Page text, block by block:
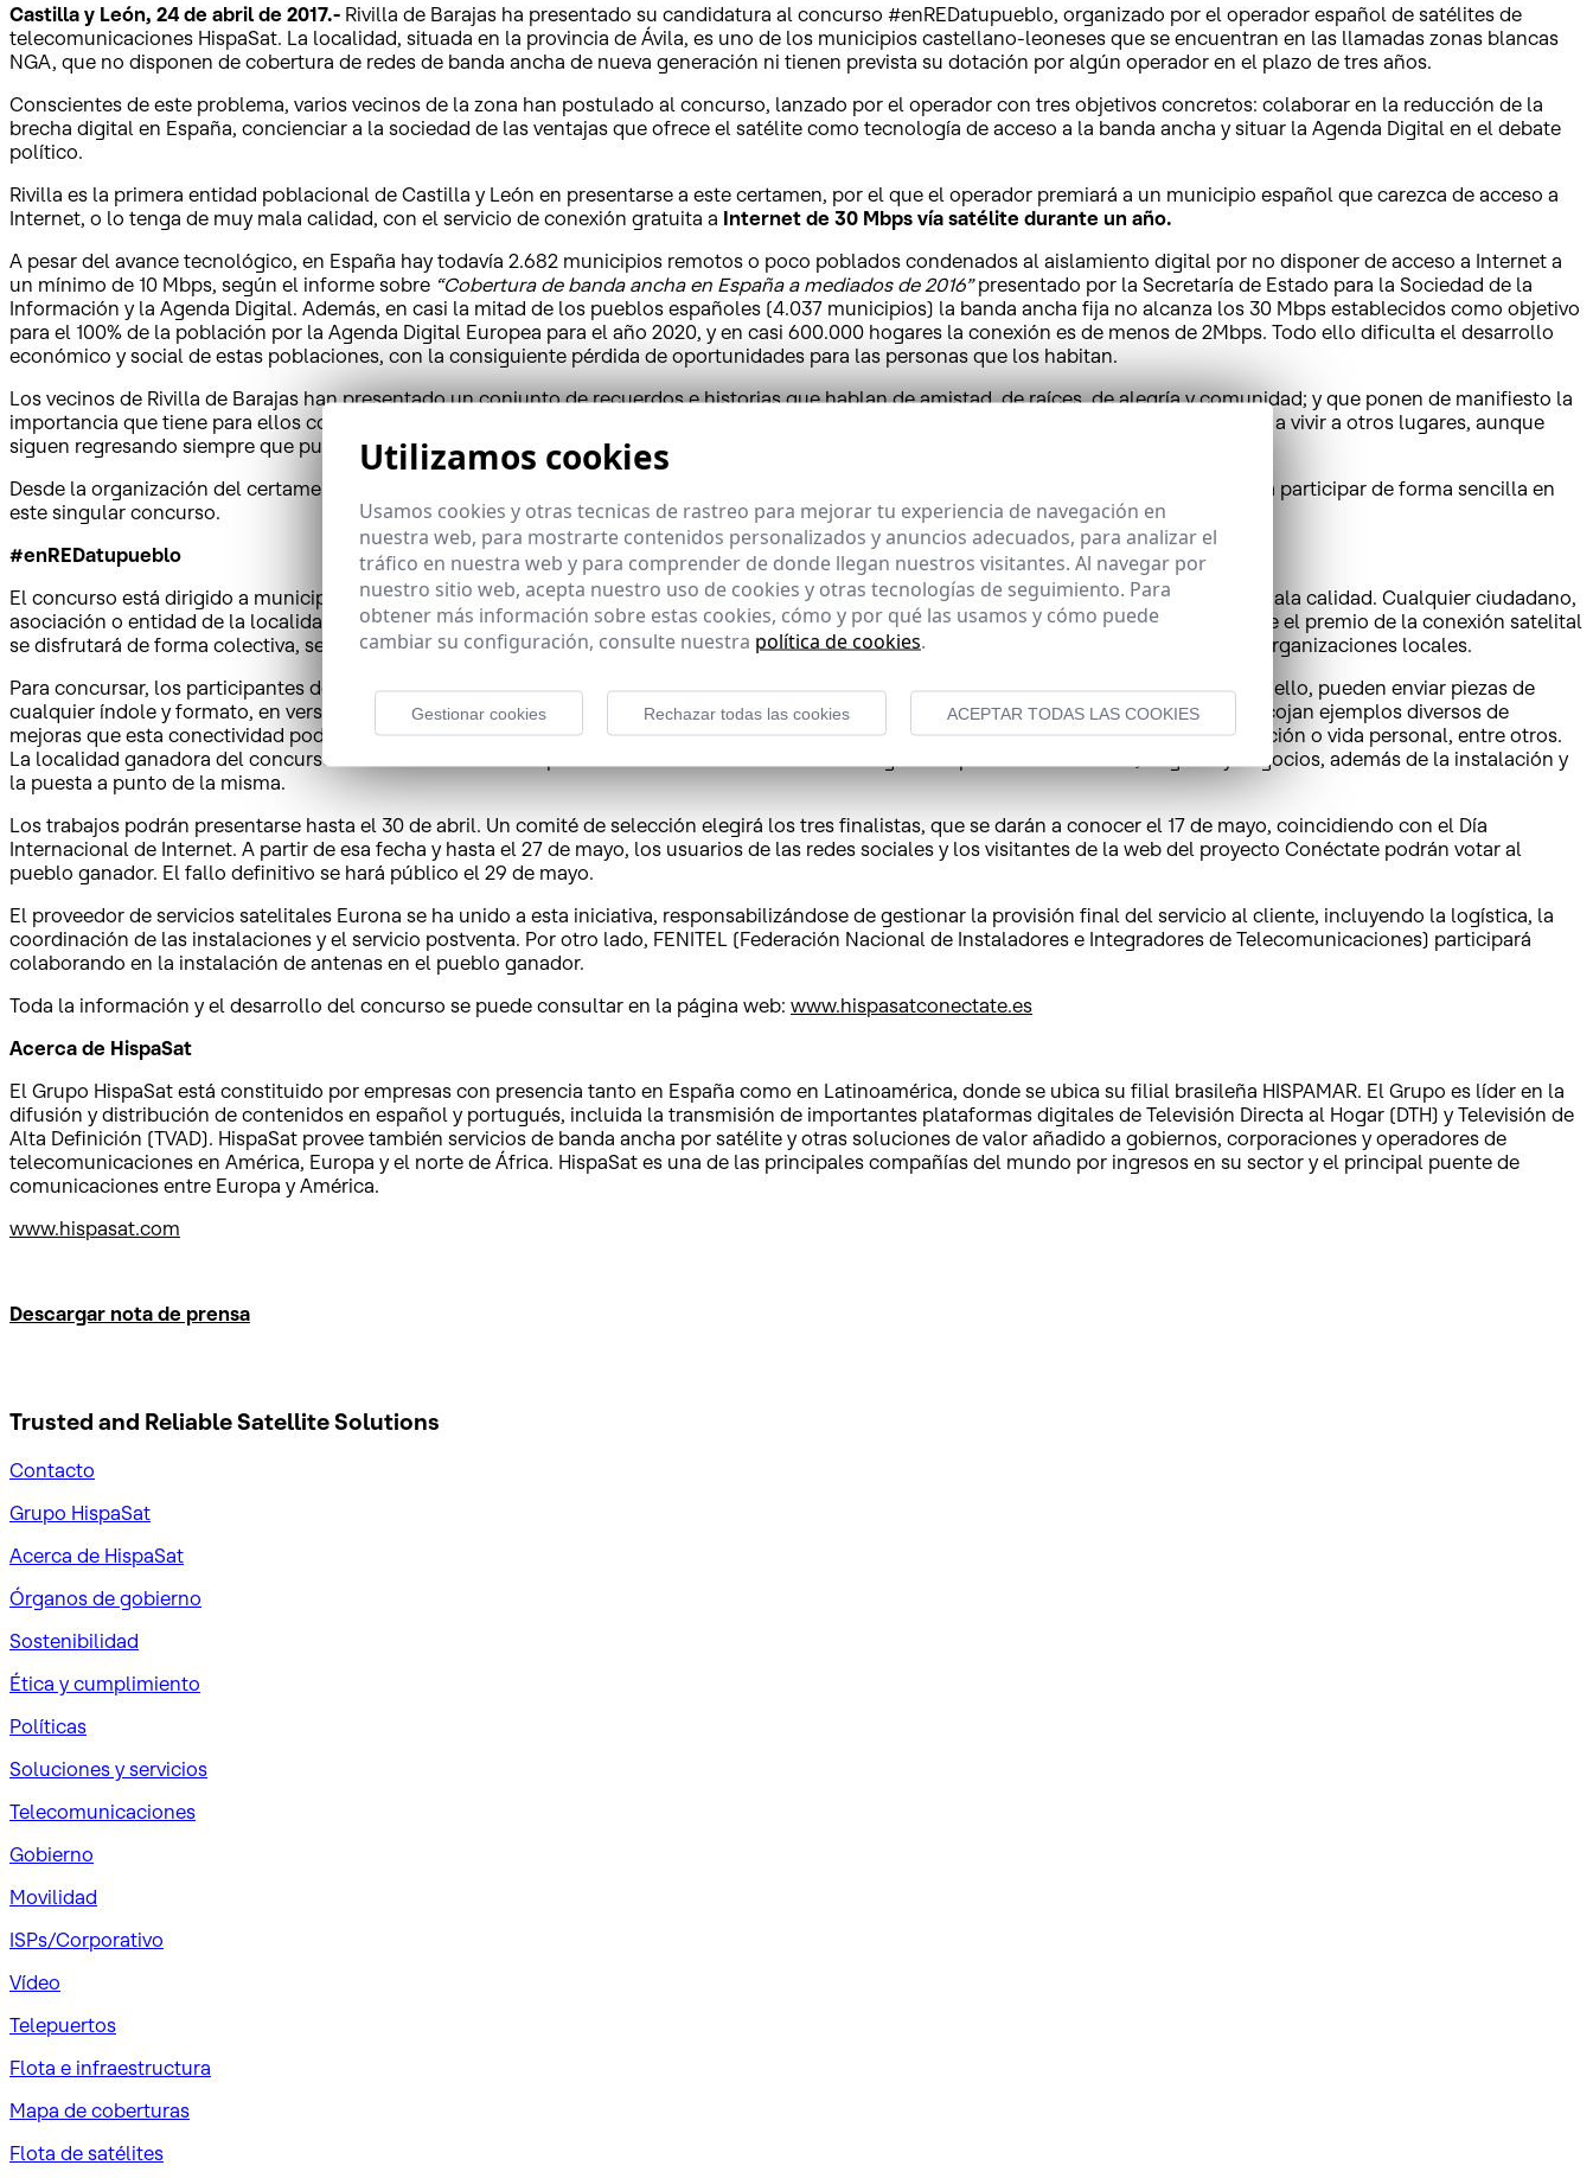
Castilla y León, 24 de abril de 2017.- Rivilla de Barajas ha presentado su candidatura al concurso #enREDatupueblo, organizado por el operador español de satélites de
telecomunicaciones HispaSat. La localidad, situada en la provincia de Ávila, es uno de los municipios castellano-leoneses que se encuentran en las llamadas zonas blancas
NGA, que no disponen de cobertura de redes de banda ancha de nueva generación ni tienen prevista su dotación por algún operador en el plazo de tres años.
Conscientes de este problema, varios vecinos de la zona han postulado al concurso, lanzado por el operador con tres objetivos concretos: colaborar en la reducción de la
brecha digital en España, concienciar a la sociedad de las ventajas que ofrece el satélite como tecnología de acceso a la banda ancha y situar la Agenda Digital en el debate
político.
Rivilla es la primera entidad poblacional de Castilla y León en presentarse a este certamen, por el que el operador premiará a un municipio español que carezca de acceso a
Internet, o lo tenga de muy mala calidad, con el servicio de conexión gratuita a Internet de 30 Mbps vía satélite durante un año.
A pesar del avance tecnológico, en España hay todavía 2.682 municipios remotos o poco poblados condenados al aislamiento digital por no disponer de acceso a Internet a
un mínimo de 10 Mbps, según el informe sobre “Cobertura de banda ancha en España a mediados de 2016”presentado por la Secretaría de Estado para la Sociedad de la
Información y la Agenda Digital. Además, en casi la mitad de los pueblos españoles (4.037 municipios) la banda ancha fija no alcanza los 30 Mbps establecidos como objetivo
para el 100% de la población por la Agenda Digital Europea para el año 2020, y en casi 600.000 hogares la conexión es de menos de 2Mbps. Todo ello dificulta el desarrollo
económico y social de estas poblaciones, con la consiguiente pérdida de oportunidades para las personas que los habitan.
Los vecinos de Rivilla de Barajas han presentado un conjunto de recuerdos e historias que hablan de amistad, de raíces, de alegría y comunidad; y que ponen de manifiesto la
importancia que tiene para ellos contar con Internet para poder mantener los lazos que los unen, ya que muchos han tenido que marcharse a vivir a otros lugares, aunque
siguen regresando siempre que pueden.
Desde la organización del certamen animan a todas las personas físicas, asociaciones, grupos, ayuntamientos o administraciones públicas a participar de forma sencilla en
este singular concurso.
#enREDatupueblo
El concurso está dirigido a municipios o Entidades Singulares de Población (ESP) españolas sin ningún acceso a Internet o con acceso de mala calidad. Cualquier ciudadano,
asociación o entidad de la localidad podrá presentar la candidatura de su pueblo siempre que venga avalada por su ayuntamiento. Dado que el premio de la conexión satelital
se disfrutará de forma colectiva, se valorará positivamente que las candidaturas estén apoyadas por el mayor número posible de vecinos y organizaciones locales.
Para concursar, los participantes deberán expresar de forma creativa los beneficios que supondría la llegada de Internet a sus pueblos. Para ello, pueden enviar piezas de
cualquier índole y formato, en versión analógica o digital (fotografías, vídeos, canciones, collage, narraciones orales o escritas, etc.), que recojan ejemplos diversos de
mejoras que esta conectividad podría originar en distintos aspectos de la vida del municipio: salud, educación, cultura, negocios, comunicación o vida personal, entre otros.
La localidad ganadora del concurso disfrutará de conexión por satélite durante un año de forma gratuita para sus habitantes, hogares y negocios, además de la instalación y
la puesta a punto de la misma.
Los trabajos podrán presentarse hasta el 30 de abril. Un comité de selección elegirá los tres finalistas, que se darán a conocer el 17 de mayo, coincidiendo con el Día
Internacional de Internet. A partir de esa fecha y hasta el 27 de mayo, los usuarios de las redes sociales y los visitantes de la web del proyecto Conéctate podrán votar al
pueblo ganador. El fallo definitivo se hará público el 29 de mayo.
El proveedor de servicios satelitales Eurona se ha unido a esta iniciativa, responsabilizándose de gestionar la provisión final del servicio al cliente, incluyendo la logística, la
coordinación de las instalaciones y el servicio postventa. Por otro lado, FENITEL (Federación Nacional de Instaladores e Integradores de Telecomunicaciones) participará
colaborando en la instalación de antenas en el pueblo ganador.
Toda la información y el desarrollo del concurso se puede consultar en la página web: www.hispasatconectate.es
Acerca de HispaSat
El Grupo HispaSat está constituido por empresas con presencia tanto en España como en Latinoamérica, donde se ubica su filial brasileña HISPAMAR. El Grupo es líder en la
difusión y distribución de contenidos en español y portugués, incluida la transmisión de importantes plataformas digitales de Televisión Directa al Hogar (DTH) y Televisión de
Alta Definición (TVAD). HispaSat provee también servicios de banda ancha por satélite y otras soluciones de valor añadido a gobiernos, corporaciones y operadores de
telecomunicaciones en América, Europa y el norte de África. HispaSat es una de las principales compañías del mundo por ingresos en su sector y el principal puente de
comunicaciones entre Europa y América.
www.hispasat.com
Descargar nota de prensa
Trusted and ReliableSatellite Solutions
Contacto
Grupo HispaSat
Acerca de HispaSat
Órganos de gobierno
Sostenibilidad
Ética y cumplimiento
Políticas
Soluciones y servicios
Telecomunicaciones
Gobierno
Movilidad
ISPs/Corporativo
Vídeo
Telepuertos
Flota e infraestructura
Mapa de coberturas
Flota de satélites
Utilizamos cookies
Usamos cookies y otras tecnicas de rastreo para mejorar tu experiencia de navegación en
nuestra web, para mostrarte contenidos personalizados y anuncios adecuados, para analizar el
tráfico en nuestra web y para comprender de donde llegan nuestros visitantes. Al navegar por
nuestro sitio web, acepta nuestro uso de cookies y otras tecnologías de seguimiento. Para
obtener más información sobre estas cookies, cómo y por qué las usamos y cómo puede
cambiar su configuración, consulte nuestra política de cookies.
Gestionar cookies Rechazar todas las cookies ACEPTAR TODAS LAS COOKIES